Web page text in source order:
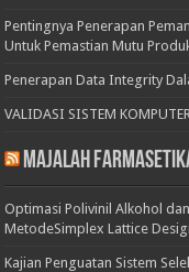
Pentingnya Penerapan
Untuk Pemastian Mutu
Penerapan Data Integrity
VALIDASI SISTEM
Majalah
Optimasi Polivinil Alkohol
MetodeSimplex Lattice
Kajian Penguatan Sistem